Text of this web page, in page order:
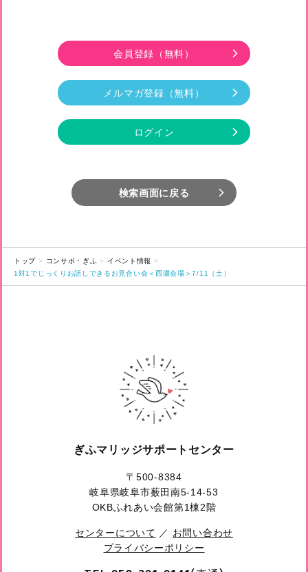
会員登録 （無料）
メルマガ登録 （無料）
ログイン
検索画面に戻る
トップ コンサポ・ぎふ
イベント情報
1対1でじっくりお話しできるお見合い会＜西濃会場＞7/11（土）
ぎふマリッジサポートセンター
〒500-8384
岐阜県岐阜市薮田南5-14-53
OKBふれあい会館第1棟2階
センターについて ／ お問い合わせ
プライバシーポリシー